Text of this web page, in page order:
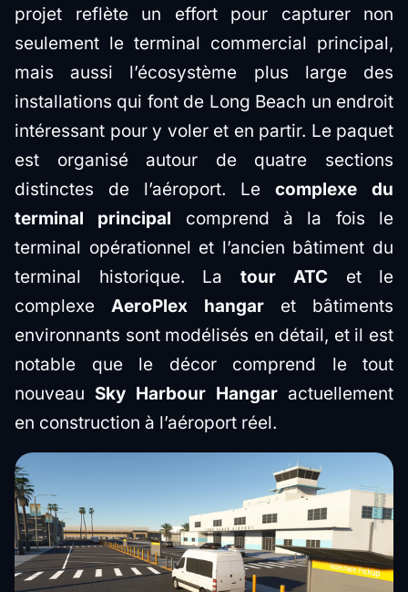
projet reflète un effort pour capturer non
seulement le terminal commercial principal,
mais aussi l’écosystème plus large des
installations qui font de Long Beach un endroit
intéressant pour y voler et en partir. Le paquet
est organisé autour de quatre sections
distinctes de l’aéroport. Le complexe du
terminal principal comprend à la fois le
terminal opérationnel et l’ancien bâtiment du
terminal historique. La tour ATC et le
complexe AeroPlex hangar et bâtiments
environnants sont modélisés en détail, et il est
notable que le décor comprend le tout
nouveau Sky Harbour Hangar actuellement
en construction à l’aéroport réel.